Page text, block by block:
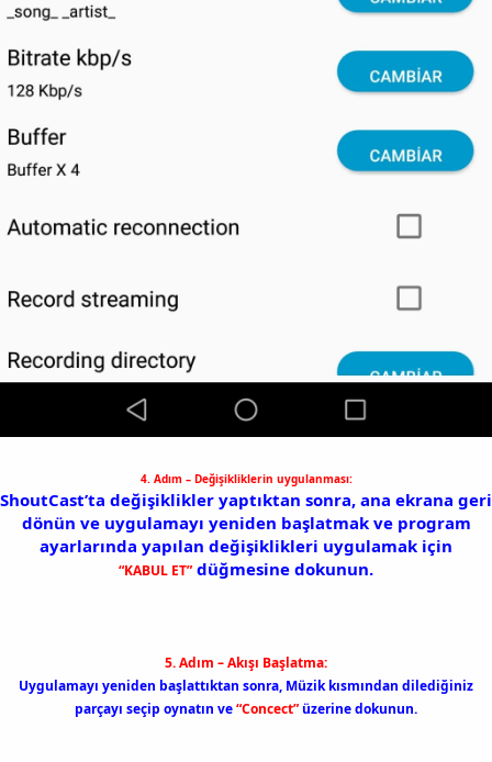
4. Adım – Değişikliklerin uygulanması:
ShoutCast’ta değişiklikler yaptıktan sonra, ana ekrana geri
dönün ve uygulamayı yeniden başlatmak ve program
ayarlarında yapılan değişiklikleri uygulamak için
“KABUL ET” düğmesine dokunun.
5. Adım – Akışı Başlatma:
Uygulamayı yeniden başlattıktan sonra, Müzik kısmından dilediğiniz
parçayı seçip oynatın ve“Concect”üzerine dokunun.